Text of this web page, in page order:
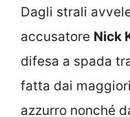
Dagli strali
accusatore Nick
difesa a spada
fatta dai
azzurro nonché